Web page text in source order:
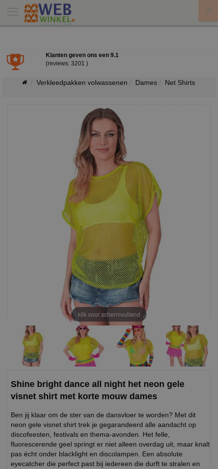
Klanten geven ons een 9.1
(reviews: 3201 )
Verkleedpakken volwassenen Dames Net Shirts
klik voor schermvullend
Shine bright dance all night het neon gele
visnet shirt met korte mouw dames
Ben jij klaar om de ster van de dansvloer te worden? Met dit
neon gele visnet shirt trek je gegarandeerd alle aandacht op
discofeesten, festivals en thema-avonden. Het felle,
fluorescerende geel springt er niet alleen overdag uit, maar knalt
pas écht onder blacklight en discolampen. Een absolute
eyecatcher die perfect past bij iedereen die durft te stralen en